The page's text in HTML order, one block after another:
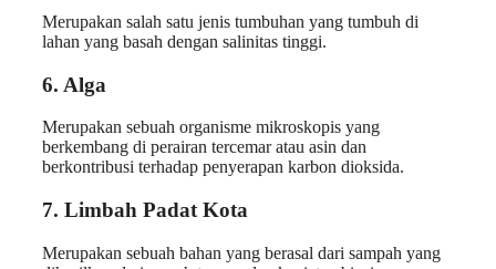
Merupakan salah satu jenis tumbuhan yang tumbuh di
lahan yang basah dengan salinitas tinggi.
6. Alga
Merupakan sebuah organisme mikroskopis yang
berkembang di perairan tercemar atau asin dan
berkontribusi terhadap penyerapan karbon dioksida.
7. Limbah Padat Kota
Merupakan sebuah bahan yang berasal dari sampah yang